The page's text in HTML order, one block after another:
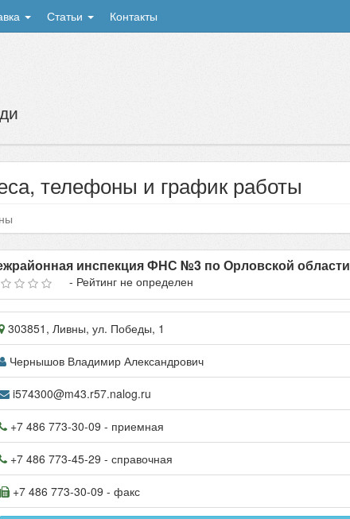
Статьи Контакты
телефоны и график работы
инспекция ФНС №3 по Орловской области
- Рейтинг не определен
303851 ,Ливны, ул. Победы, 1
Чернышов Владимир Александрович
i574300@m43.r57.nalog.ru
+7 486 773-30-09 - приемная
+7 486 773-45-29 - справочная
+7 486 773-30-09 - факс